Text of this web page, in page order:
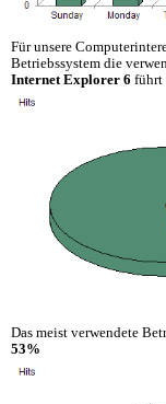
Für unsere
Betriebssystem die
Internet Explorer 6 führt
Das meist verwendete
53%